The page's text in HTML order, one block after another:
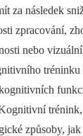
za následek
zpracování,
nebo
tréninku
způsoby,